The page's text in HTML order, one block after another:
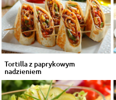
Tortilla z paprykowym
nadzieniem